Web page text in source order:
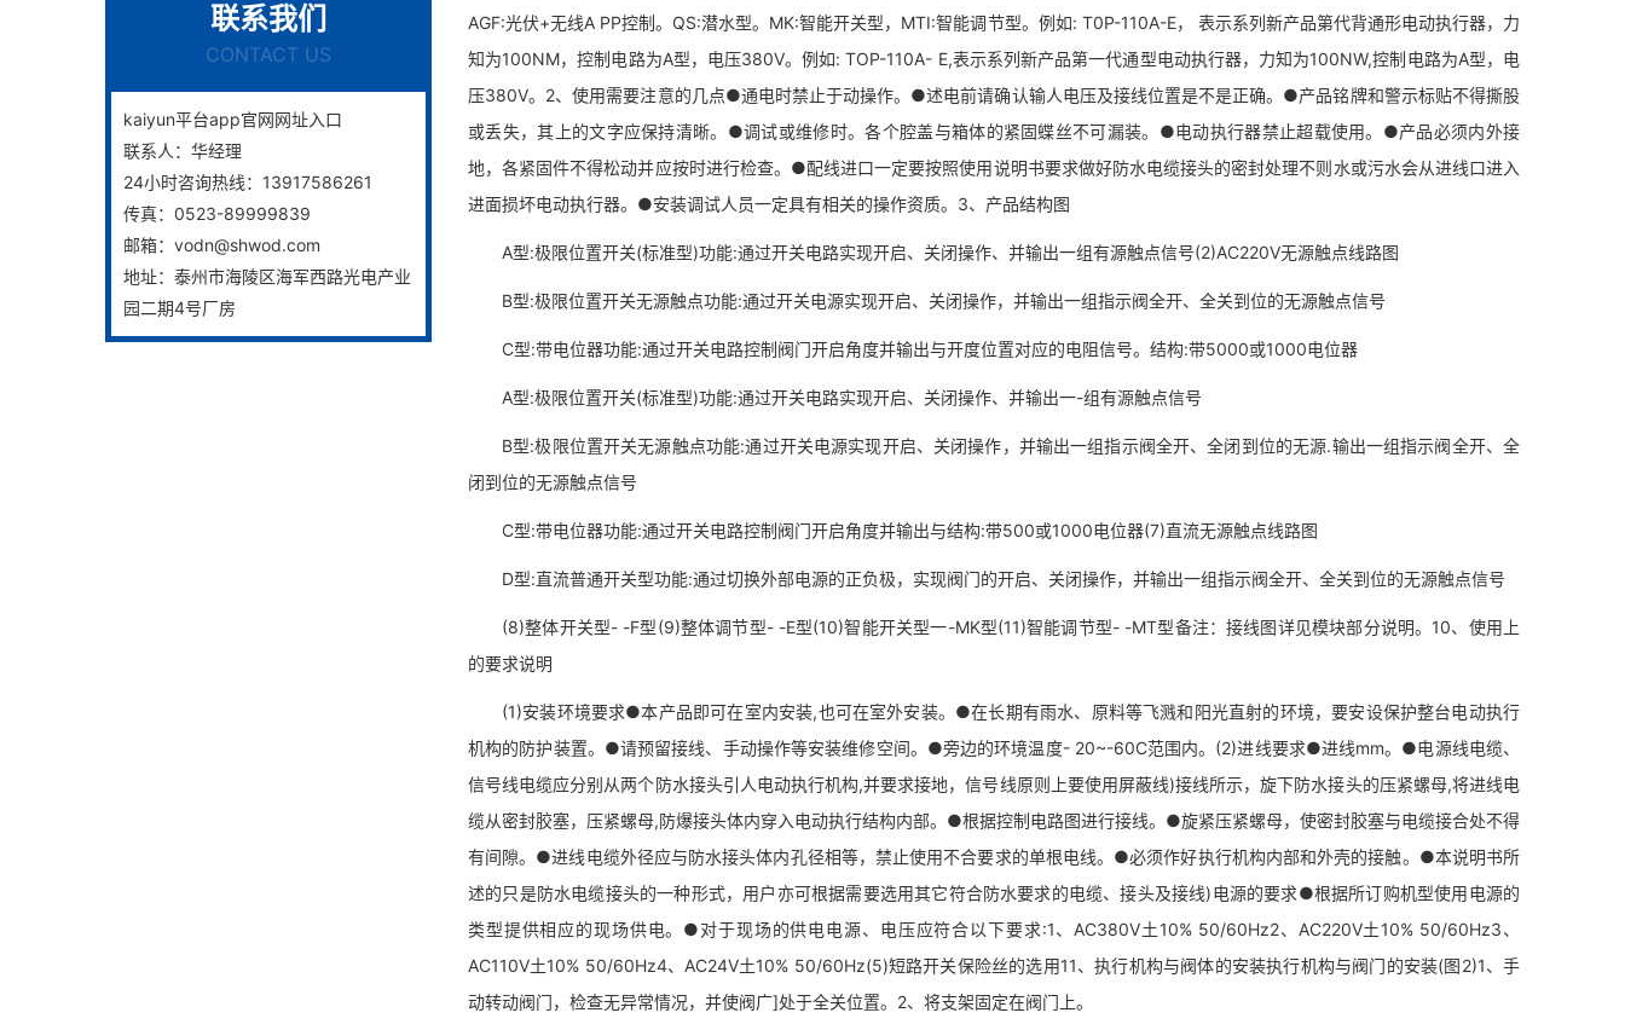
联系我们
CONTACT US
kaiyun平台app官网网址入口
联系人： 华经理
24小时咨询热线： 13917586261
传真： 0523-89999839
邮箱： vodn@shwod.com
地址： 泰州市海陵区海军西路光电产业
园二期4号厂房
AGF:光伏+无线A PP控制。QS:潜水型。MK:智能开关型，MTI:智能调节型。例如: T0P-110A-E， 表示系列新产品第代背通形电动执行器，力
知为100NM，控制电路为A型，电压380V。例如: TOP-110A- E,表示系列新产品第一代通型电动执行器，力知为100NW,控制电路为A型，电
压380V。2、使用需要注意的几点●通电时禁止于动操作。●述电前请确认输人电压及接线位置是不是正确。●产品铭牌和警示标贴不得撕股
或丢失，其上的文字应保持清晰。●调试或维修时。各个腔盖与箱体的紧固蝶丝不可漏装。●电动执行器禁止超载使用。●产品必须内外接
地，各紧固件不得松动并应按时进行检查。●配线进口一定要按照使用说明书要求做好防水电缆接头的密封处理不则水或污水会从进线口进入
进面损坏电动执行器。●安装调试人员一定具有相关的操作资质。3、产品结构图
A型:极限位置开关(标准型)功能:通过开关电路实现开启、关闭操作、并输出一组有源触点信号(2)AC220V无源触点线路图
B型:极限位置开关无源触点功能:通过开关电源实现开启、关闭操作，并输出一组指示阀全开、全关到位的无源触点信号
C型:带电位器功能:通过开关电路控制阀门开启角度并输出与开度位置对应的电阻信号。结构:带5000或1000电位器
A型:极限位置开关(标准型)功能:通过开关电路实现开启、关闭操作、并输出一-组有源触点信号
B型:极限位置开关无源触点功能:通过开关电源实现开启、关闭操作，并输出一组指示阀全开、全闭到位的无源.输出一组指示阀全开、全
闭到位的无源触点信号
C型:带电位器功能:通过开关电路控制阀门开启角度并输出与结构:带500或1000电位器(7)直流无源触点线路图
D型:直流普通开关型功能:通过切换外部电源的正负极，实现阀门的开启、关闭操作，并输出一组指示阀全开、全关到位的无源触点信号
(8)整体开关型- -F型(9)整体调节型- -E型(10)智能开关型一-MK型(11)智能调节型- -MT型备注：接线图详见模块部分说明。10、使用上
的要求说明
(1)安装环境要求●本产品即可在室内安装,也可在室外安装。●在长期有雨水、原料等飞溅和阳光直射的环境，要安设保护整台电动执行
机构的防护装置。●请预留接线、手动操作等安装维修空间。●旁边的环境温度- 20~-60C范围内。(2)进线要求●进线mm。●电源线电缆、
信号线电缆应分别从两个防水接头引人电动执行机构,并要求接地，信号线原则上要使用屏蔽线)接线所示，旋下防水接头的压紧螺母,将进线电
缆从密封胶塞，压紧螺母,防爆接头体内穿入电动执行结构内部。●根据控制电路图进行接线。●旋紧压紧螺母，使密封胶塞与电缆接合处不得
有间隙。●进线电缆外径应与防水接头体内孔径相等，禁止使用不合要求的单根电线。●必须作好执行机构内部和外壳的接触。●本说明书所
述的只是防水电缆接头的一种形式，用户亦可根据需要选用其它符合防水要求的电缆、接头及接线)电源的要求●根据所订购机型使用电源的
类型提供相应的现场供电。●对于现场的供电电源、电压应符合以下要求:1、AC380V土10% 50/60Hz2、AC220V土10% 50/60Hz3、
AC110V土10% 50/60Hz4、AC24V土10% 50/60Hz(5)短路开关保险丝的选用11、执行机构与阀体的安装执行机构与阀门的安装(图2)1、手
动转动阀门，检查无异常情况，并使阀广]处于全关位置。2、将支架固定在阀门上。